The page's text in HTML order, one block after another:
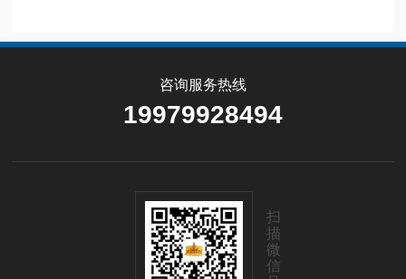
咨询服务热线
19979928494
扫
描
微
信